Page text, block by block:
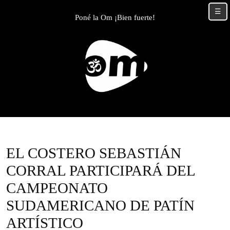
Poné la Om ¡Bien fuerte!
EL COSTERO SEBASTIÁN
CORRAL PARTICIPARÁ DEL
CAMPEONATO
SUDAMERICANO DE PATÍN
ARTÍSTICO
☰